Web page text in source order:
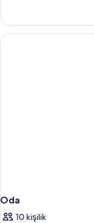
detay
Oda
10 kişilik